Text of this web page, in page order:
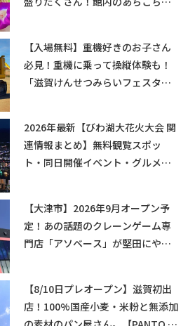
【入場無料】重機好きのお子さん
必見！重機に乗って操縦体験も！
「滋賀けんせつみらいフェスタ
2026年最新【びわ湖大花火大会 関
連情報まとめ】無料観覧スポッ
ト・同日開催イベント・グルメマ
【大津市】2026年9月オープン予
定！あの話題のクレーンゲーム専
門店「アソベース」が堅田にやっ
【8/10日プレオープン】滋賀初出
店！100%国産小麦・米粉と無添加